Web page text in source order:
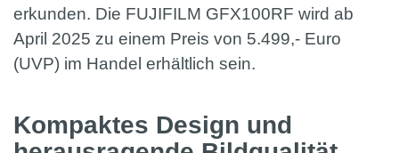
erkunden. Die FUJIFILM GFX100RF wird ab
April 2025 zu einem Preis von 5.499,- Euro
(UVP) im Handel erhältlich sein.
Kompaktes Design und